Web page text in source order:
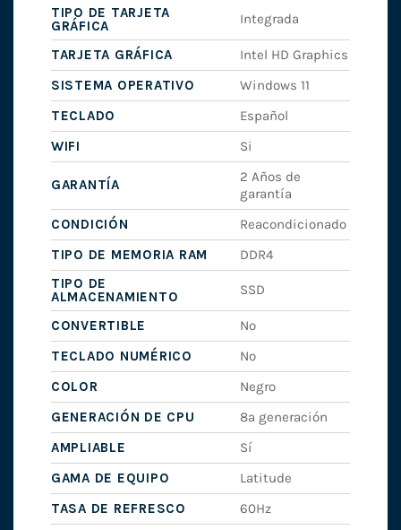
TIPO DE TARJETA
GRÁFICA
Integrada
TARJETA GRÁFICA
Intel HD Graphics
SISTEMA OPERATIVO
Windows 11
TECLADO
Español
WIFI
Si
GARANTÍA
2 Años de
garantía
CONDICIÓN
Reacondicionado
TIPO DE MEMORIA RAM
DDR4
TIPO DE
ALMACENAMIENTO
SSD
CONVERTIBLE
No
TECLADO NUMÉRICO
No
COLOR
Negro
GENERACIÓN DE CPU
8ª generación
AMPLIABLE
Sí
GAMA DE EQUIPO
Latitude
TASA DE REFRESCO
60Hz